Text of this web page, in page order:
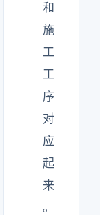
和
施
工
工
序
对
应
起
来
。